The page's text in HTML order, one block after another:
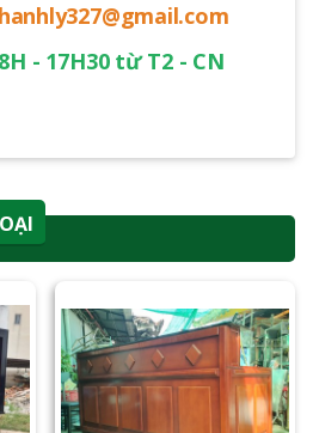
- 17H30 từ T2 - CN